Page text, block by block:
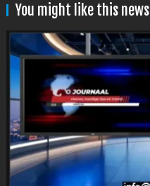
You might like this news